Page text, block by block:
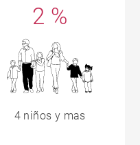
2 %
4 niños y mas